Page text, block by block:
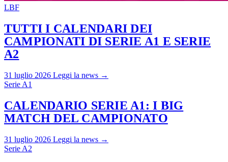
LBF
TUTTI I CALENDARI DEI
CAMPIONATI DI SERIE A1 E SERIE
A2
31 luglio 2026 Leggi la news →
Serie A1
CALENDARIO SERIE A1: I BIG
MATCH DEL CAMPIONATO
31 luglio 2026 Leggi la news →
Serie A2